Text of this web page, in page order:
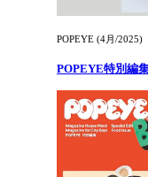
POPEYE (4月/2025)
POPEYE特別編